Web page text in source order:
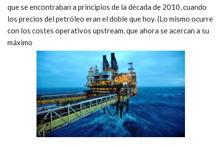
que se encontraban a principios de la década de 2010, cuando
los precios del petróleo eran el doble que hoy. (Lo mismo ocurre
con los costes operativos upstream, que ahora se acercan a su
máximo